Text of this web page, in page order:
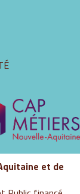
et de